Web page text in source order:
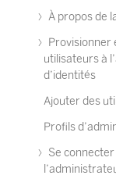
À propos de
Provisionner
utilisateurs à
d’identités
Ajouter des
Profils
Se